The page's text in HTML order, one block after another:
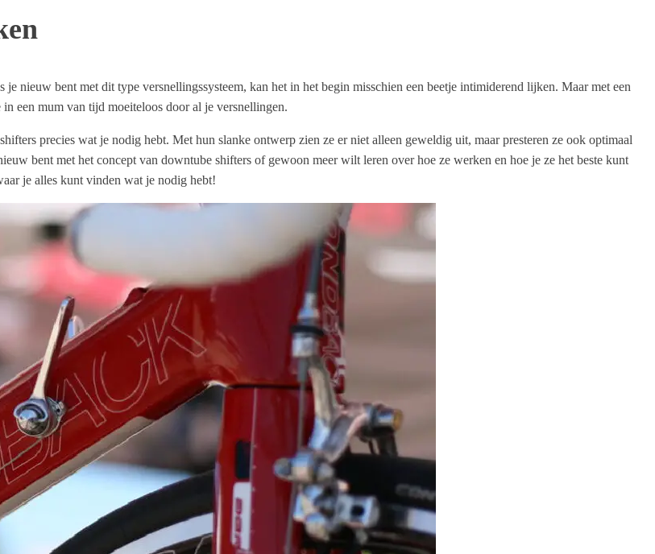
nieuw bent met dit type versnellingssysteem, kan het in het begin misschien een beetje intimiderend lijken. Maar met een
een mum van tijd moeiteloos door al je versnellingen.
precies wat je nodig hebt. Met hun slanke ontwerp zien ze er niet alleen geweldig uit, maar presteren ze ook optimaal
bent met het concept van downtube shifters of gewoon meer wilt leren over hoe ze werken en hoe je ze het beste kunt
je alles kunt vinden wat je nodig hebt!